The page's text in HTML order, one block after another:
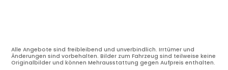
Alle Angebote sind freibleibend und unverbindlich. Irrtümer und
Änderungen sind vorbehalten. Bilder zum Fahrzeug sind teilweise keine
Originalbilder und können Mehrausstattung gegen Aufpreis enthalten.